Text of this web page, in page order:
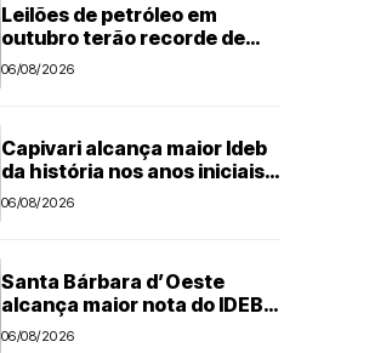
Leilões de petróleo em
outubro terão recorde de
áreas em disputa
06/08/2026
Capivari alcança maior Ideb
da história nos anos iniciais;
todas as escolas avançam
06/08/2026
Santa Bárbara d’Oeste
alcança maior nota do IDEB
no período pós-pandemia
06/08/2026